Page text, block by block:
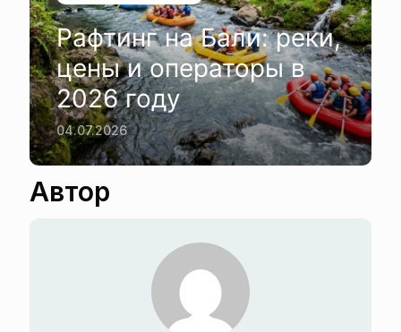
Рафтинг на Бали: реки,
цены и операторы в
2026 году
04.07.2026
Автор